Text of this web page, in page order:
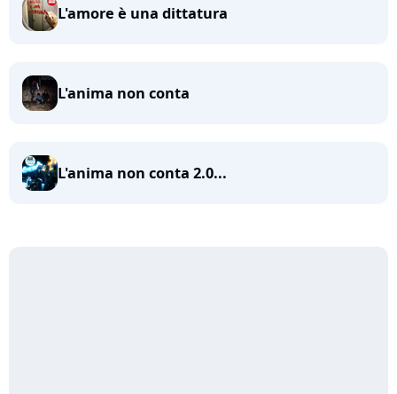
L'amore è una dittatura
L'anima non conta
L'anima non conta 2.0...